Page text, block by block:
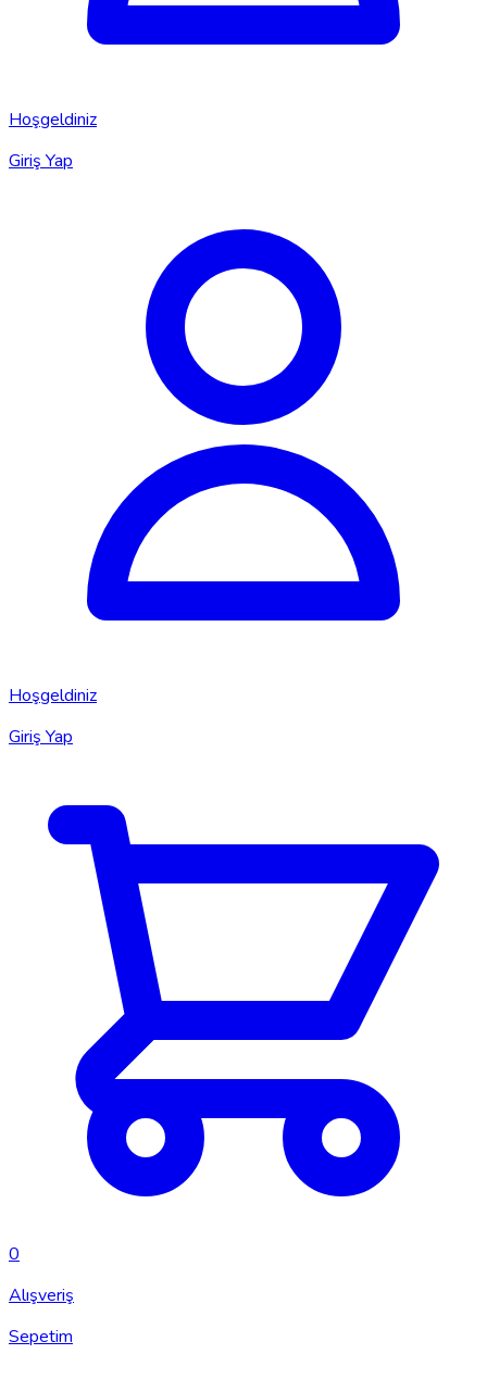
Hoşgeldiniz
Giriş Yap
Hoşgeldiniz
Giriş Yap
0
Alışveriş
Sepetim